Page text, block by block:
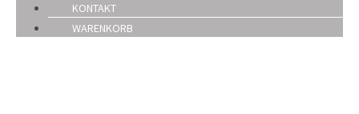
KONTAKT
WARENKORB